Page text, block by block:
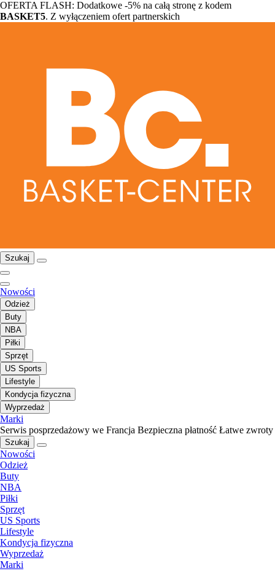
OFERTA FLASH: Dodatkowe -5% na całą stronę z kodem
BASKET5. Z wyłączeniem ofert partnerskich
Szukaj
Nowości
Odzież
Buty
NBA
Piłki
Sprzęt
US Sports
Lifestyle
Kondycja fizyczna
Wyprzedaż
Marki
Serwis posprzedażowy we Francja Bezpieczna płatność Łatwe zwroty
Szukaj
Nowości
Odzież
Buty
NBA
Piłki
Sprzęt
US Sports
Lifestyle
Kondycja fizyczna
Wyprzedaż
Marki